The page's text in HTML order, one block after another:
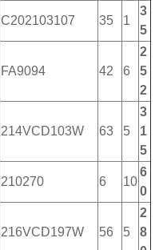
C202103107 35 1
3
5
FA9094 42 6
2
5
2
214VCD103W 63 5
3
1
5
210270 6 10
6
0
216VCD197W 56 5
2
8